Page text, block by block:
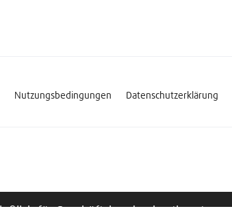
Nutzungsbedingungen Datenschutzerklärung